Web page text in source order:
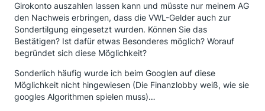
Girokonto auszahlen lassen kann und müsste nur meinem AG
den Nachweis erbringen, dass die VWL-Gelder auch zur
Sondertilgung eingesetzt wurden. Können Sie das
Bestätigen? Ist dafür etwas Besonderes möglich? Worauf
begründet sich diese Möglichkeit?
Sonderlich häufig wurde ich beim Googlen auf diese
Möglichkeit nicht hingewiesen (Die Finanzlobby weiß, wie sie
googles Algorithmen spielen muss)…